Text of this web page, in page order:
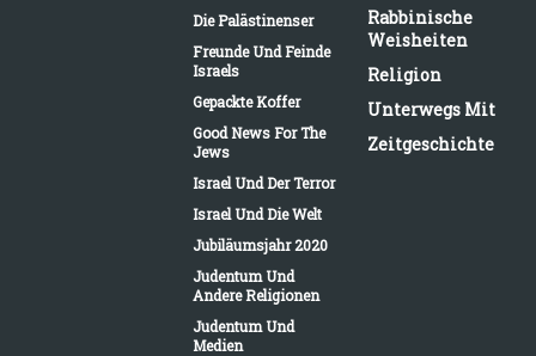
Die Palästinenser
Freunde Und Feinde
Israels
Gepackte Koffer
Good News For The
Jews
Israel Und Der Terror
Israel Und Die Welt
Jubiläumsjahr 2020
Judentum Und
Andere Religionen
Judentum Und
Medien
Rabbinische
Weisheiten
Religion
Unterwegs Mit
Zeitgeschichte